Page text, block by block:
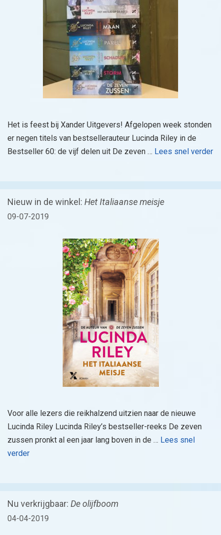
Het is feest bij Xander Uitgevers! Afgelopen week stonden
er negen titels van bestsellerauteur Lucinda Riley in de
Bestseller 60: de vijf delen uit De zeven … Lees snel verder
Nieuw in de winkel: Het Italiaanse meisje
09-07-2019
Voor alle lezers die reikhalzend uitzien naar de nieuwe
Lucinda Riley Lucinda Riley’s bestseller-reeks De zeven
zussen pronkt al een jaar lang boven in de … Lees snel
verder
Nu verkrijgbaar: De olijfboom
04-04-2019